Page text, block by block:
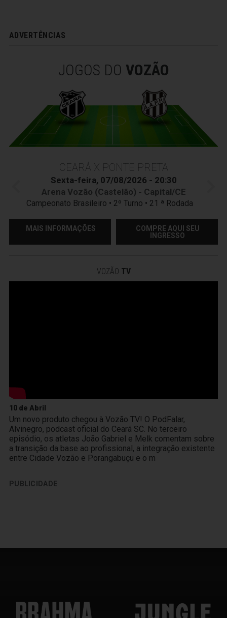
ADVERTÊNCIAS
JOGOS DO VOZÃO
CEARÁ X PONTE PRETA
Sexta-feira, 07/08/2026 - 20:30
Arena Vozão (Castelão) - Capital/CE
Campeonato Brasileiro • 2º Turno • 21 ª Rodada
MAIS INFORMAÇÕES
COMPRE AQUI SEU
INGRESSO
VOZÃO TV
10 de Abril
Um novo produto chegou à Vozão TV! O PodFalar,
Alvinegro, podcast oficial do Ceará SC. No terceiro
episódio, os atletas João Gabriel e Melk comentam sobre
a transição da base ao profissional, a integração existente
entre Cidade Vozão e Porangabuçu e o m
PUBLICIDADE